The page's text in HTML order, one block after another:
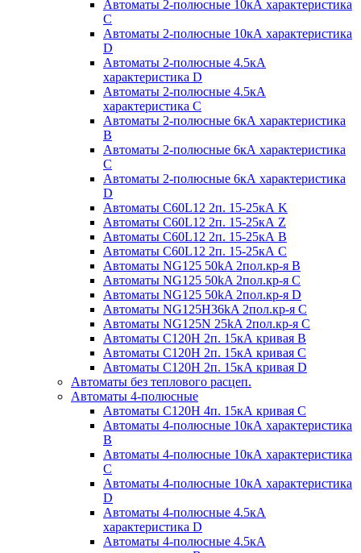
Автоматы 2-полюсные 10кА характеристика
C
Автоматы 2-полюсные 10кА характеристика
D
Автоматы 2-полюсные 4.5кА
характеристика D
Автоматы 2-полюсные 4.5кА
характеристика С
Автоматы 2-полюсные 6кА характеристика
B
Автоматы 2-полюсные 6кА характеристика
C
Автоматы 2-полюсные 6кА характеристика
D
Автоматы C60L12 2п. 15-25кА K
Автоматы C60L12 2п. 15-25кА Z
Автоматы C60L12 2п. 15-25кА B
Автоматы C60L12 2п. 15-25кА C
Автоматы NG125 50kA 2пол.кр-я B
Автоматы NG125 50kA 2пол.кр-я C
Автоматы NG125 50kA 2пол.кр-я D
Автоматы NG125H36kA 2пол.кр-я C
Автоматы NG125N 25kA 2пол.кр-я C
Автоматы С120H 2п. 15кА кривая B
Автоматы С120H 2п. 15кА кривая C
Автоматы С120H 2п. 15кА кривая D
Автоматы без теплового расцеп.
Автоматы 4-полюсные
Автоматы С120H 4п. 15кА кривая C
Автоматы 4-полюсные 10кА характеристика
B
Автоматы 4-полюсные 10кА характеристика
C
Автоматы 4-полюсные 10кА характеристика
D
Автоматы 4-полюсные 4.5кА
характеристика D
Автоматы 4-полюсные 4.5кА